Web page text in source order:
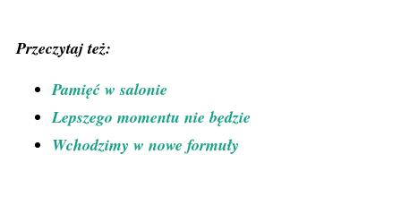
Przeczytaj też:
Pamięć w salonie
Lepszego momentu nie będzie
Wchodzimy w nowe formuły